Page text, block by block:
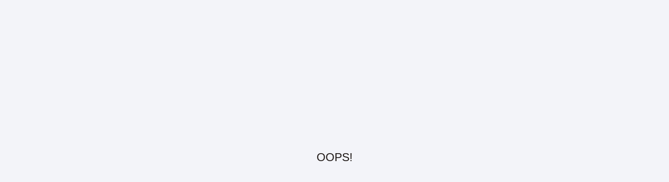
OOPS!